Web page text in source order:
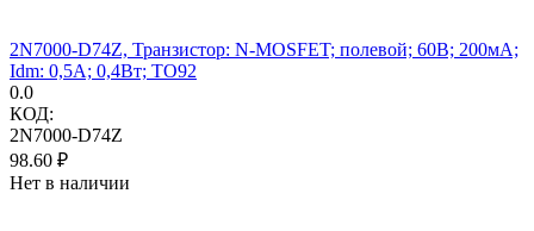
2N7000-D74Z, Транзистор: N-MOSFET; полевой; 60В; 200мА;
Idm: 0,5А; 0,4Вт; TO92
0.0
КОД:
2N7000-D74Z
98.60 ₽
Нет в наличии